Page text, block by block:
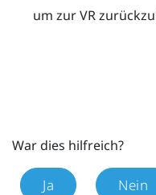
um zur VR
War dies hilfreich?
Ja Nein